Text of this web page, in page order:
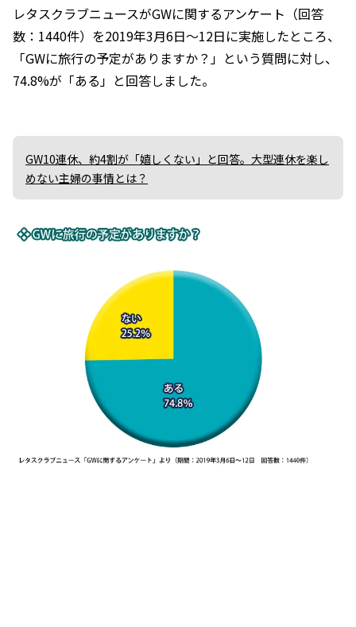
レタスクラブニュースがGWに関するアンケート（回答
数：1440件）を2019年3月6日～12日に実施したところ、
「GWに旅行の予定がありますか？」という質問に対し、
74.8%が「ある」と回答しました。
GW10連休、約4割が「嬉しくない」と回答。大型連休を楽し
めない主婦の事情とは？